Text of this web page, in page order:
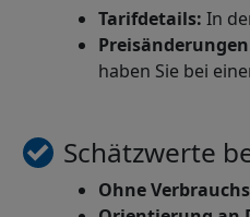
Tarifdetails: In
Preisänderungen
haben Sie bei
Schätzwerte
Ohne